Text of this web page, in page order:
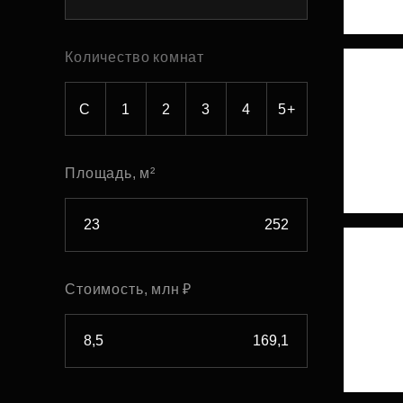
Рефинансирование
Количество комнат
С 1 2 3 4 5+
Площадь, м²
Стоимость, млн ₽